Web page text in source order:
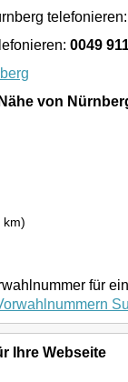
0049
von
km)
für
Ihre Webseite